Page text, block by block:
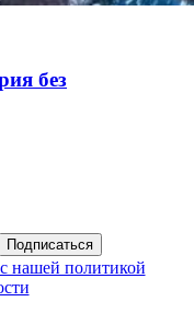
без
нашей политикой